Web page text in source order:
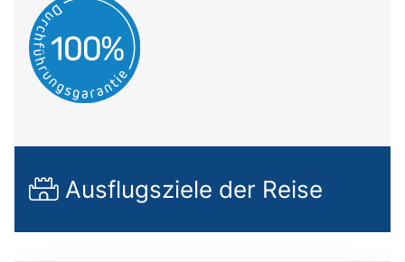
Ausflugsziele der Reise